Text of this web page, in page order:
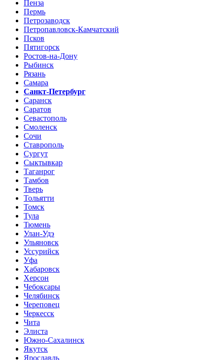
Пенза
Пермь
Петрозаводск
Петропавловск-Камчатский
Псков
Пятигорск
Ростов-на-Дону
Рыбинск
Рязань
Самара
Санкт-Петербург
Саранск
Саратов
Севастополь
Смоленск
Сочи
Ставрополь
Сургут
Сыктывкар
Таганрог
Тамбов
Тверь
Тольятти
Томск
Тула
Тюмень
Улан-Удэ
Ульяновск
Уссурийск
Уфа
Хабаровск
Херсон
Чебоксары
Челябинск
Череповец
Черкесск
Чита
Элиста
Южно-Сахалинск
Якутск
Ярославль